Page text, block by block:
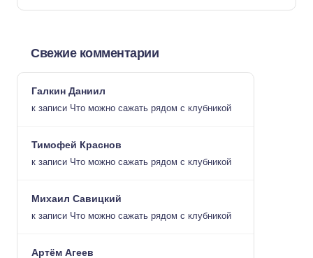
Свежие комментарии
Галкин Даниил
к записи Что можно сажать рядом с клубникой
Тимофей Краснов
к записи Что можно сажать рядом с клубникой
Михаил Савицкий
к записи Что можно сажать рядом с клубникой
Артём Агеев